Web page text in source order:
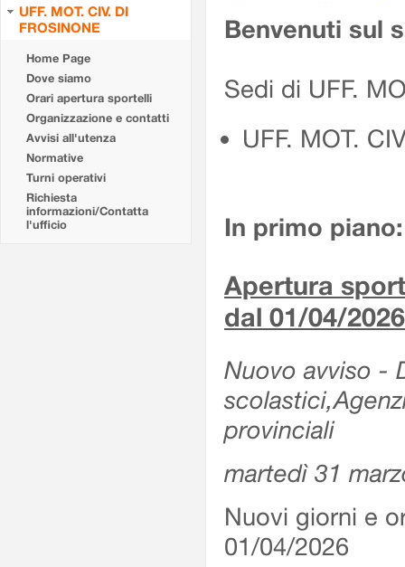
UFF. MOT. CIV. DI
FROSINONE
Home Page
Dove siamo
Orari apertura sportelli
Organizzazione e contatti
Avvisi all'utenza
Normative
Turni operativi
Richiesta
informazioni/Contatta
l'ufficio
Benvenuti sul
Sedi di UFF.
UFF. MOT.
In primo piano:
Apertura
dal 01/04/2026
Nuovo avviso -
provinciali
martedì 31
Nuovi giorni e
01/04/2026